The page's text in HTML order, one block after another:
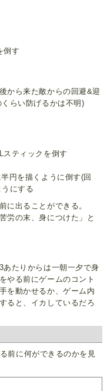
倒す
から来た敵からの回避&迎
らい防げるかは不明)
ティックを倒す
円を描くように倒す(回
にする
に出ることができる。
労の末、身につけた」と
たりからは一朝一夕で身
やる前にゲームのコント
を動かせるか、ゲーム内
ると、イカしているだろ
前に何ができるのかを見